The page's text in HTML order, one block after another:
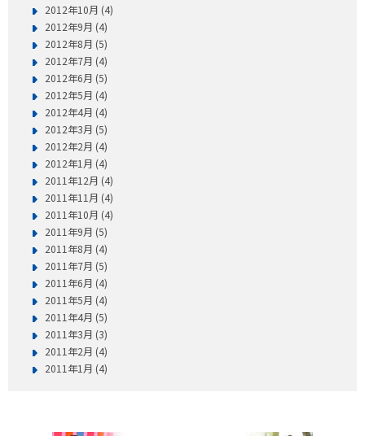
2012年10月 (4)
2012年9月 (4)
2012年8月 (5)
2012年7月 (4)
2012年6月 (5)
2012年5月 (4)
2012年4月 (4)
2012年3月 (5)
2012年2月 (4)
2012年1月 (4)
2011年12月 (4)
2011年11月 (4)
2011年10月 (4)
2011年9月 (5)
2011年8月 (4)
2011年7月 (5)
2011年6月 (4)
2011年5月 (4)
2011年4月 (5)
2011年3月 (3)
2011年2月 (4)
2011年1月 (4)